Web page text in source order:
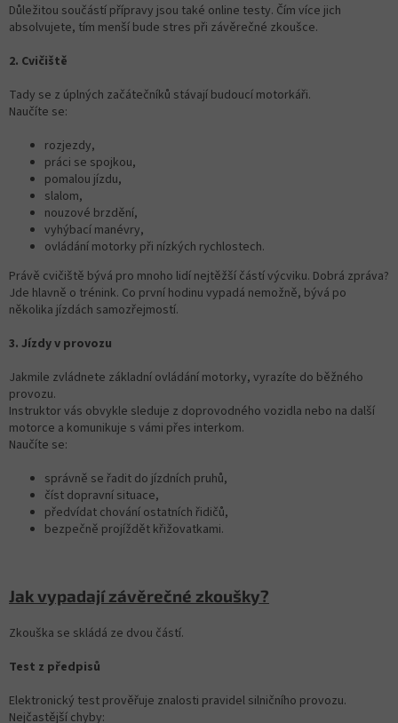
Důležitou součástí přípravy jsou také online testy. Čím více jich
absolvujete, tím menší bude stres při závěrečné zkoušce.
2. Cvičiště
Tady se z úplných začátečníků stávají budoucí motorkáři.
Naučíte se:
rozjezdy,
práci se spojkou,
pomalou jízdu,
slalom,
nouzové brzdění,
vyhýbací manévry,
ovládání motorky při nízkých rychlostech.
Právě cvičiště bývá pro mnoho lidí nejtěžší částí výcviku. Dobrá zpráva?
Jde hlavně o trénink. Co první hodinu vypadá nemožně, bývá po
několika jízdách samozřejmostí.
3. Jízdy v provozu
Jakmile zvládnete základní ovládání motorky, vyrazíte do běžného
provozu.
Instruktor vás obvykle sleduje z doprovodného vozidla nebo na další
motorce a komunikuje s vámi přes interkom.
Naučíte se:
správně se řadit do jízdních pruhů,
číst dopravní situace,
předvídat chování ostatních řidičů,
bezpečně projíždět křižovatkami.
Jak vypadají závěrečné zkoušky?
Zkouška se skládá ze dvou částí.
Test z předpisů
Elektronický test prověřuje znalosti pravidel silničního provozu.
Nejčastější chyby: